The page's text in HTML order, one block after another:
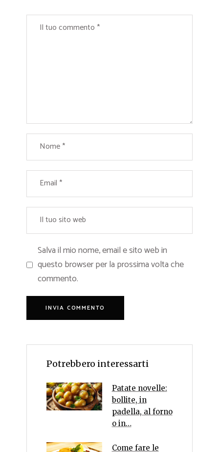
Salva il mio nome, email e sito web in
questo browser per la prossima volta che
commento.
Potrebbero interessarti
Patate novelle:
bollite, in
padella, al forno
o in…
Come fare le